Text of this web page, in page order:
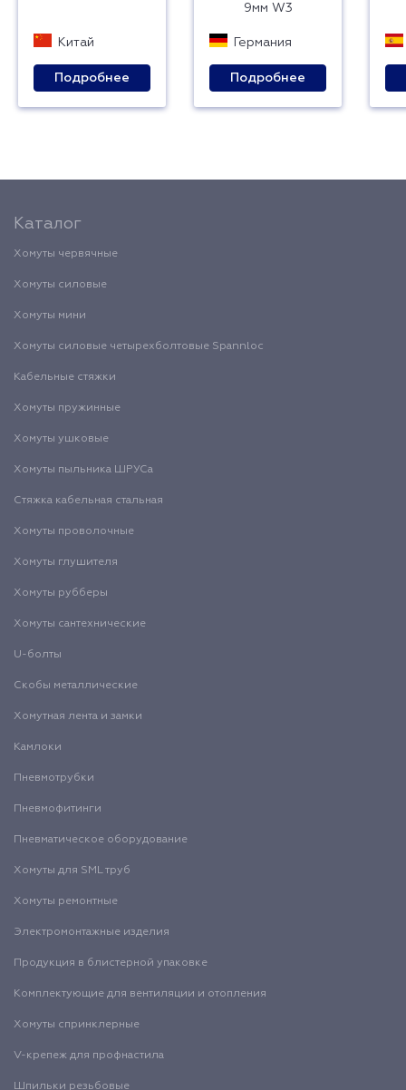
Китай
Подробнее
9мм W3
Германия
Подробнее
Каталог
Хомуты червячные
Хомуты силовые
Хомуты мини
Хомуты силовые четырехболтовые Spannloc
Кабельные стяжки
Хомуты пружинные
Хомуты ушковые
Хомуты пыльника ШРУСа
Стяжка кабельная стальная
Хомуты проволочные
Хомуты глушителя
Хомуты рубберы
Хомуты сантехнические
U-болты
Скобы металлические
Хомутная лента и замки
Камлоки
Пневмотрубки
Пневмофитинги
Пневматическое оборудование
Хомуты для SML труб
Хомуты ремонтные
Электромонтажные изделия
Продукция в блистерной упаковке
Комплектующие для вентиляции и отопления
Хомуты спринклерные
V-крепеж для профнастила
Шпильки резьбовые